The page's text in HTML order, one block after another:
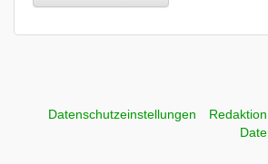
Datenschutzeinstellungen Redaktion